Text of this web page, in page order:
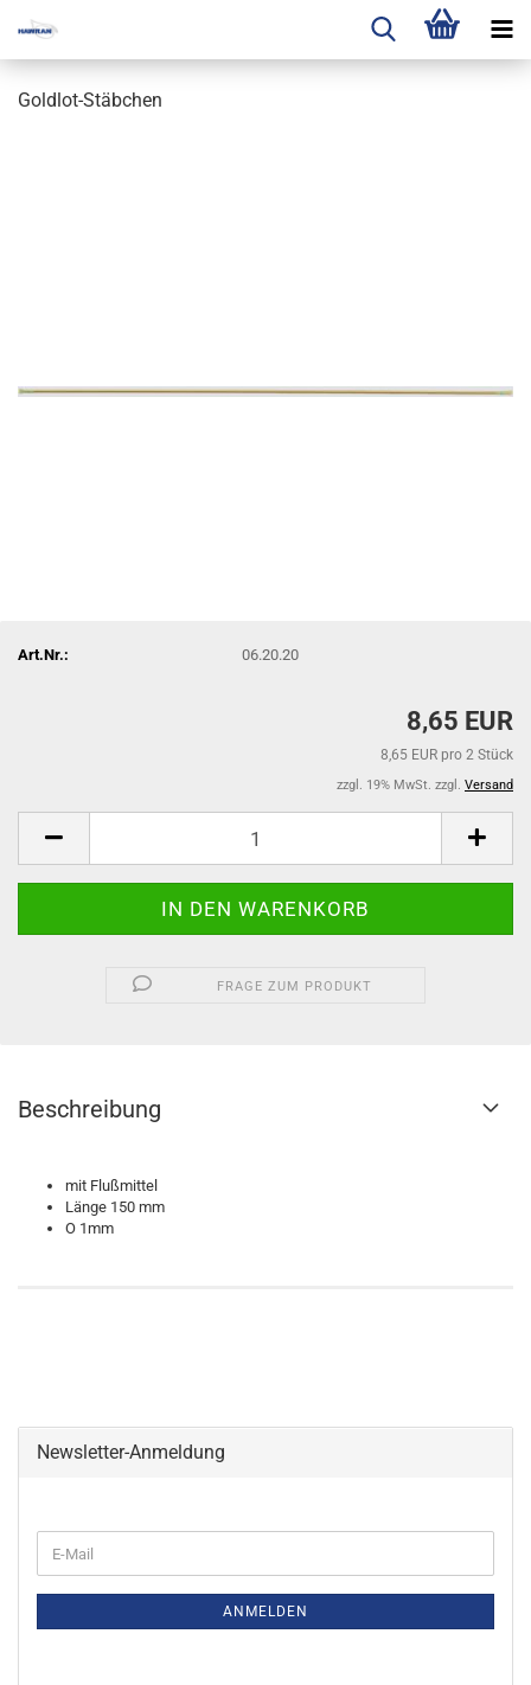
Goldlot-Stäbchen
Art.Nr.: 06.20.20
8,65 EUR
8,65 EUR pro 2 Stück
zzgl. 19% MwSt. zzgl. Versand
FRAGE ZUM PRODUKT
Beschreibung
mit Flußmittel
Länge 150 mm
O 1mm
Newsletter-Anmeldung
ZUR
E-
Mail
ANMELDEN